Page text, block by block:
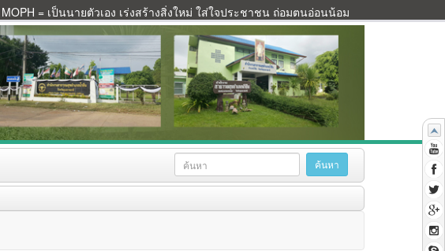
MOPH = เป็นนายตัวเอง เร่งสร้างสิ่งใหม่ ใส่ใจประชาชน ถ่อมตนอ่อนน้อม